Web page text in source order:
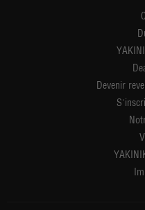
Devenir